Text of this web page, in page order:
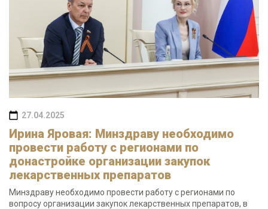
27.04.2025
Ирина Яровая: Минздраву необходимо
провести работу с регионами по
донастройке организации закупок
лекарственных препаратов
Минздраву необходимо провести работу с регионами по
вопросу организации закупок лекарственных препаратов, в